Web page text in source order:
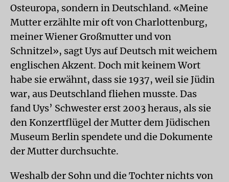
Osteuropa, sondern in Deutschland. «Meine
Mutter erzählte mir oft von Charlottenburg,
meiner Wiener Großmutter und von
Schnitzel», sagt Uys auf Deutsch mit weichem
englischen Akzent. Doch mit keinem Wort
habe sie erwähnt, dass sie 1937, weil sie Jüdin
war, aus Deutschland fliehen musste. Das
fand Uys’ Schwester erst 2003 heraus, als sie
den Konzertflügel der Mutter dem Jüdischen
Museum Berlin spendete und die Dokumente
der Mutter durchsuchte.
Weshalb der Sohn und die Tochter nichts von